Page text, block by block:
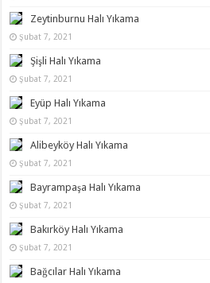
Zeytinburnu Halı Yıkama
Şubat 7, 2021
Şişli Halı Yıkama
Şubat 7, 2021
Eyüp Halı Yıkama
Şubat 7, 2021
Alibeyköy Halı Yıkama
Şubat 7, 2021
Bayrampaşa Halı Yıkama
Şubat 7, 2021
Bakırköy Halı Yıkama
Şubat 7, 2021
Bağcılar Halı Yıkama